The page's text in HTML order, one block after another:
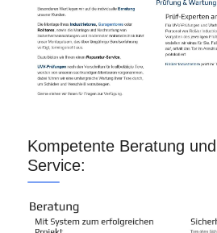
Kompetente Beratung
Service: